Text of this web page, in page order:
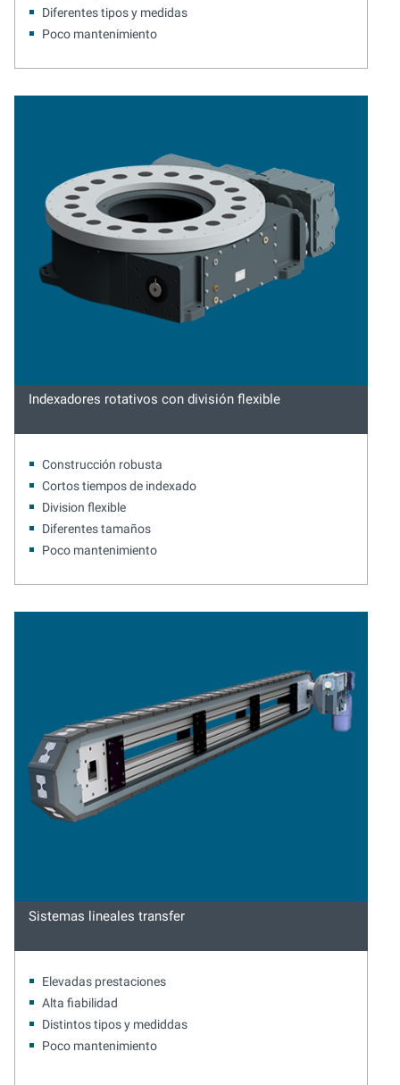
Diferentes tipos y medidas
Poco mantenimiento
Indexadores rotativos con división flexible
Construcción robusta
Cortos tiempos de indexado
Division flexible
Diferentes tamaños
Poco mantenimiento
Sistemas lineales transfer
Elevadas prestaciones
Alta fiabilidad
Distintos tipos y mediddas
Poco mantenimiento